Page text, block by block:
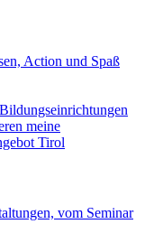
Action und Spaß
Bildungseinrichtungen
meine
Tirol
vom Seminar